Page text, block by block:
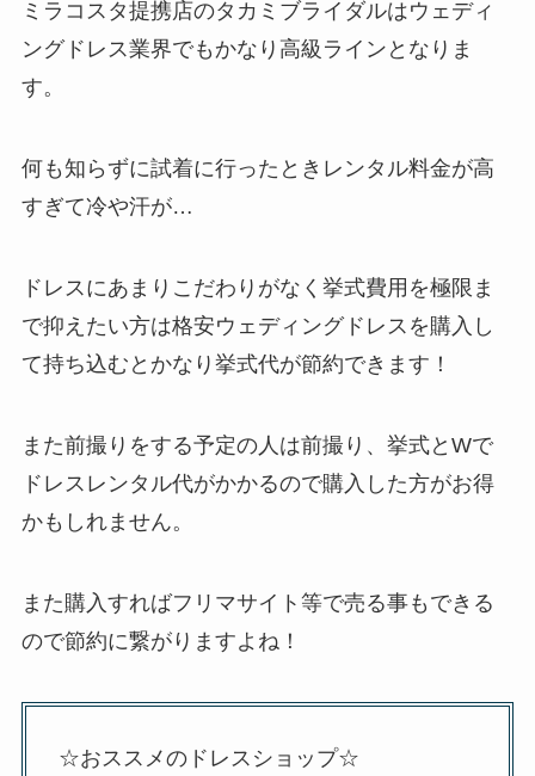
ミラコスタ提携店のタカミブライダルはウェディ
ングドレス業界でもかなり高級ラインとなりま
す。
何も知らずに試着に行ったときレンタル料金が高
すぎて冷や汗が…
ドレスにあまりこだわりがなく挙式費用を極限ま
で抑えたい方は格安ウェディングドレスを購入し
て持ち込むとかなり挙式代が節約できます！
また前撮りをする予定の人は前撮り、挙式とWで
ドレスレンタル代がかかるので購入した方がお得
かもしれません。
また購入すればフリマサイト等で売る事もできる
ので節約に繋がりますよね！
☆おススメのドレスショップ☆